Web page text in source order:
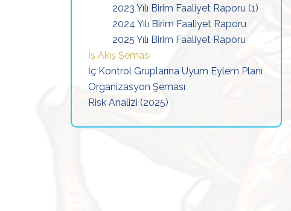
2023 Yılı Birim Faaliyet Raporu (1)
2024 Yılı Birim Faaliyet Raporu
2025 Yılı Birim Faaliyet Raporu
İş Akış Şeması
İç Kontrol Gruplarına Uyum Eylem Planı
Organizasyon Şeması
Risk Analizi (2025)